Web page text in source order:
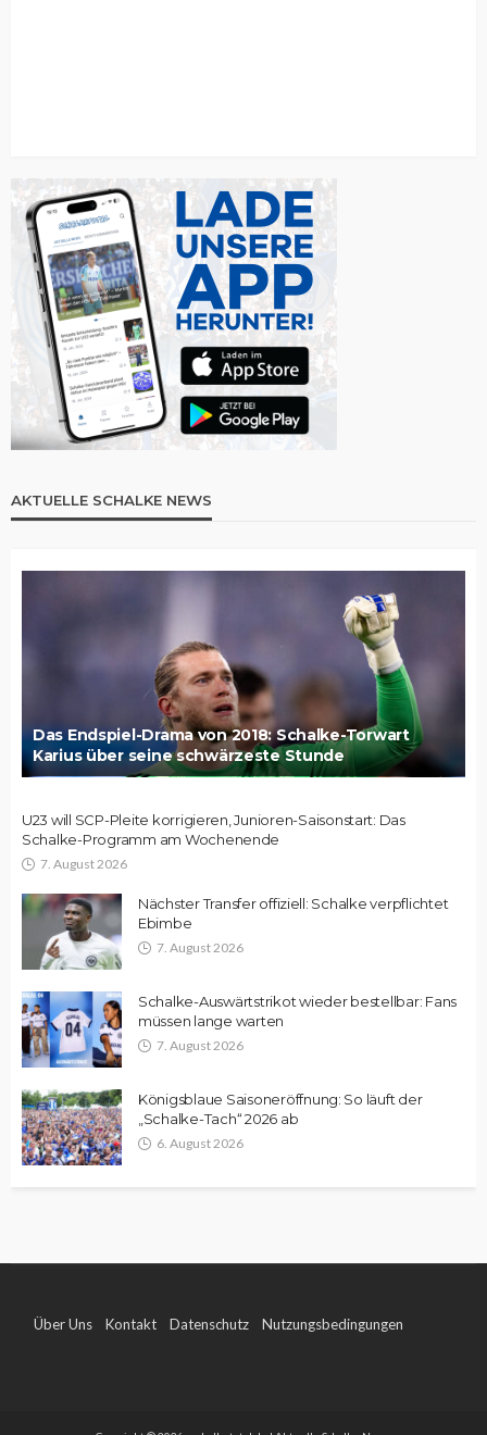
AKTUELLE SCHALKE NEWS
Das Endspiel-Drama von 2018: Schalke-Torwart
Karius über seine schwärzeste Stunde
U23 will SCP-Pleite korrigieren, Junioren-Saisonstart: Das
Schalke-Programm am Wochenende
7. August 2026
Nächster Transfer offiziell: Schalke verpflichtet
Ebimbe
7. August 2026
Schalke-Auswärtstrikot wieder bestellbar: Fans
müssen lange warten
7. August 2026
Königsblaue Saisoneröffnung: So läuft der
„Schalke-Tach“ 2026 ab
6. August 2026
Über Uns Kontakt Datenschutz Nutzungsbedingungen